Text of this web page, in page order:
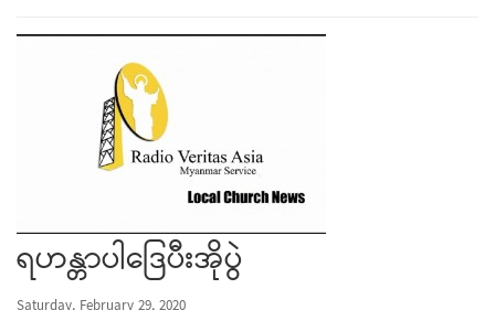
ရဟန္တာပါဒြေပီးအိုပွဲ